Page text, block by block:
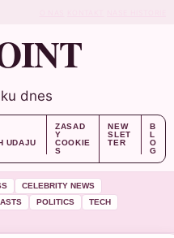
dnes
UDAJU
ZASAD
Y
COOKIE
S
NEW
SLET
TER
B
L
O
G
CELEBRITY NEWS
POLITICS
TECH